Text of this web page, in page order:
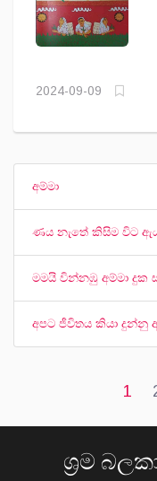
සංස්කෘතික
2024-09-09
අම්මා
ණය නැතේ කිසිම විට
මමයි වින්නඹු අම්මා දුක
අපට ජීවිතය කියා දුන්නු
1
ශ්‍රම